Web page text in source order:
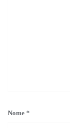
Nome *